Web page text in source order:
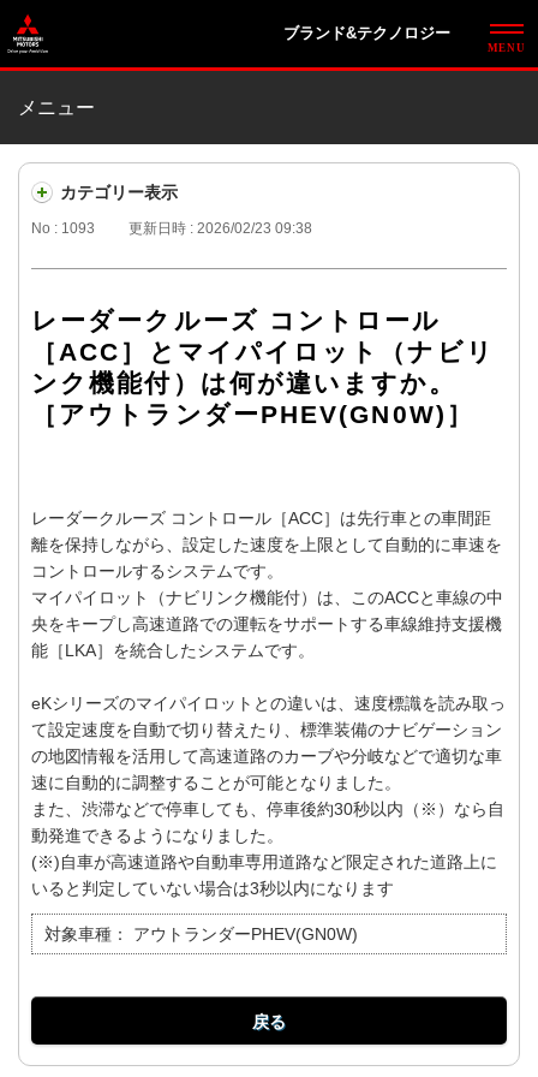
ブランド&テクノロジー
メニュー
カテゴリー表示
No : 1093 更新日時 : 2026/02/23 09:38
レーダークルーズ コントロール
［ACC］とマイパイロット（ナビリ
ンク機能付）は何が違いますか。
［アウトランダーPHEV(GN0W)］
レーダークルーズ コントロール［ACC］は先行車との車間距
離を保持しながら、設定した速度を上限として自動的に車速を
コントロールするシステムです。
マイパイロット（ナビリンク機能付）は、このACCと車線の中
央をキープし高速道路での運転をサポートする車線維持支援機
能［LKA］を統合したシステムです。
eKシリーズのマイパイロットとの違いは、速度標識を読み取っ
て設定速度を自動で切り替えたり、標準装備のナビゲーション
の地図情報を活用して高速道路のカーブや分岐などで適切な車
速に自動的に調整することが可能となりました。
また、渋滞などで停車しても、停車後約30秒以内（※）なら自
動発進できるようになりました。
(※)自車が高速道路や自動車専用道路など限定された道路上に
いると判定していない場合は3秒以内になります
対象車種： アウトランダーPHEV(GN0W)
戻る